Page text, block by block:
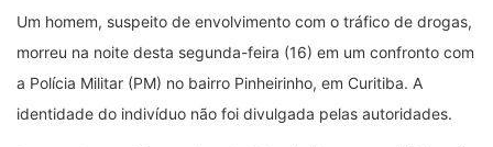
Um homem, suspeito de envolvimento com o tráfico de drogas,
morreu na noite desta segunda-feira (16) em um confronto com
a Polícia Militar (PM) no bairro Pinheirinho, em Curitiba. A
identidade do indivíduo não foi divulgada pelas autoridades.